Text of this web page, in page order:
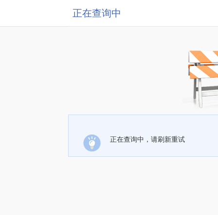
正在查询中
正在查询中，请刷新重试